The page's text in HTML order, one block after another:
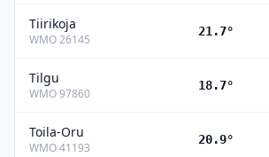
Tiirikoja
WMO26145
21.7°
Tilgu
WMO97860
18.7°
Toila-Oru
WMO41193
20.9°